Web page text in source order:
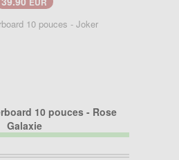
EUR
10 pouces - Joker